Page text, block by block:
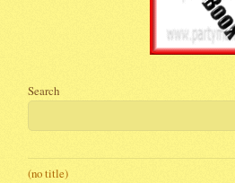
Search
(no title)